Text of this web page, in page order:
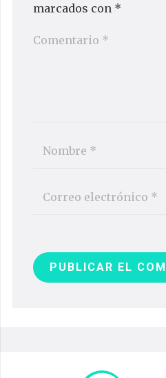
marcados con *
PUBLICAR EL